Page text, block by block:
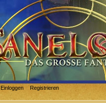
Einloggen Registrieren